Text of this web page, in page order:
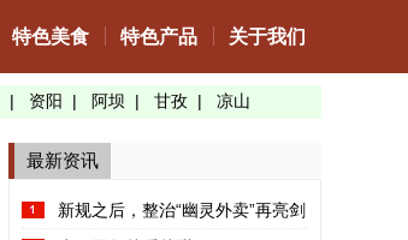
特色美食 特色产品 关于我们
| 资阳 | 阿坝 | 甘孜 | 凉山
最新资讯
新规之后，整治“幽灵外卖”再亮剑